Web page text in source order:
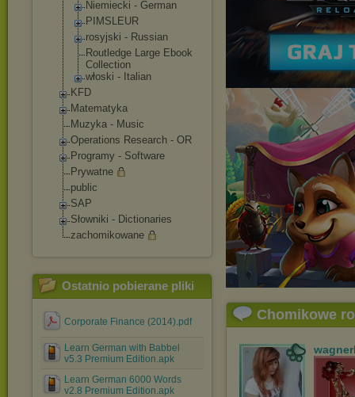
Niemiecki - German
PIMSLEUR
rosyjski - Russian
Routledge Large Ebook
Collection
włoski - Italian
KFD
Matematyka
Muzyka - Music
Operations Research - OR
Programy - Software
Prywatne
public
SAP
Słowniki - Dictionaries
zachomikowane
Ostatnio pobierane pliki
Corporate Finance (2014).pdf
Learn German with Babbel
v5.3 Premium Edition.apk
Learn German 6000 Words
v2.8 Premium Edition.apk
Chomikowe